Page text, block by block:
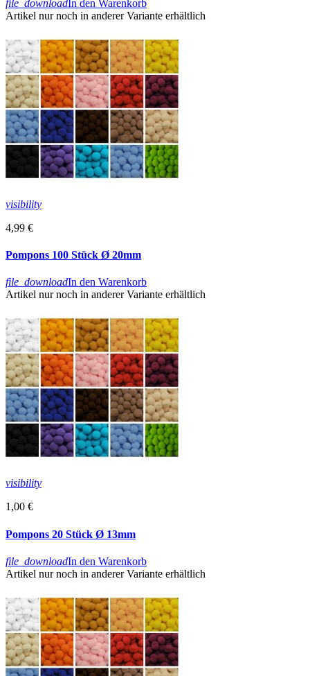
file_download In den Warenkorb
Artikel nur noch in anderer Variante erhältlich
visibility
4,99 €
Pompons 100 Stück Ø 20mm
file_downloadIn den Warenkorb
Artikel nur noch in anderer Variante erhältlich
visibility
1,00 €
Pompons 20 Stück Ø 13mm
file_downloadIn den Warenkorb
Artikel nur noch in anderer Variante erhältlich